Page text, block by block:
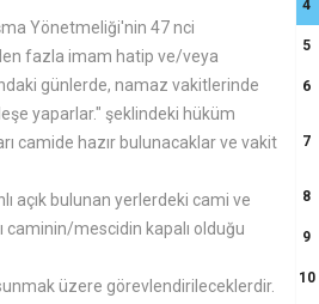
Yönetmeliği'nin 47 nci
fazla imam hatip ve/veya
günlerde, namaz vakitlerinde
yaparlar." şeklindeki hüküm
camide hazır bulunacaklar ve vakit
açık bulunan yerlerdeki cami ve
caminin/mescidin kapalı olduğu
üzere görevlendirileceklerdir.
4
5
6
7
8
9
10